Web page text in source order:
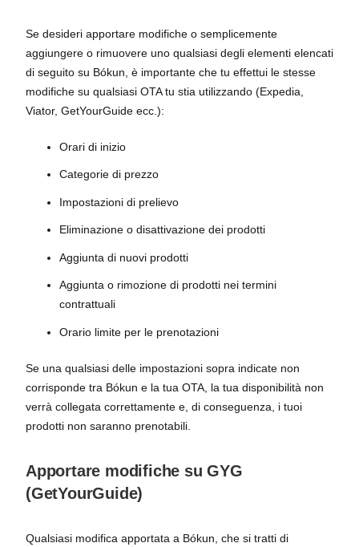
Se desideri apportare modifiche o semplicemente
aggiungere o rimuovere uno qualsiasi degli elementi elencati
di seguito su Bókun, è importante che tu effettui le stesse
modifiche su qualsiasi OTA tu stia utilizzando (Expedia,
Viator, GetYourGuide ecc.):
Orari di inizio
Categorie di prezzo
Impostazioni di prelievo
Eliminazione o disattivazione dei prodotti
Aggiunta di nuovi prodotti
Aggiunta o rimozione di prodotti nei termini
contrattuali
Orario limite per le prenotazioni
Se una qualsiasi delle impostazioni sopra indicate non
corrisponde tra Bókun e la tua OTA, la tua disponibilità non
verrà collegata correttamente e, di conseguenza, i tuoi
prodotti non saranno prenotabili.
Apportare modifiche su GYG
(GetYourGuide)
Qualsiasi modifica apportata a Bókun, che si tratti di